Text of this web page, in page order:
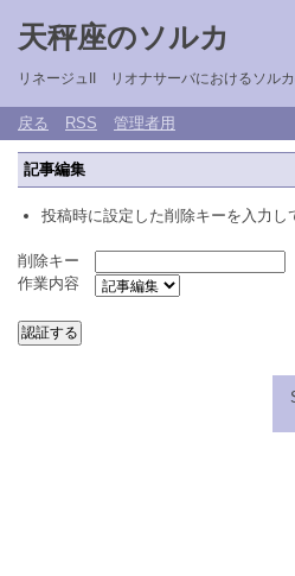
天秤座のソルカ
リネージュII リオナサーバにおけるソル
戻る RSS 管理者用
記事編集
投稿時に設定した削除キーを入力し
削除キー
作業内容